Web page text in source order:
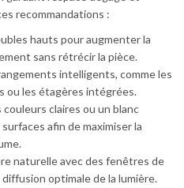
recommandations :
hauts pour augmenter la
sans rétrécir la pièce.
intelligents, comme les
ou les étagères intégrées.
claires ou un blanc
afin de maximiser la
naturelle avec des fenêtres de
optimale de la lumière.